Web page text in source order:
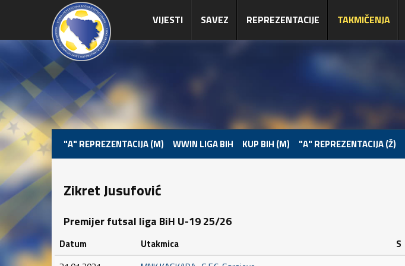
VIJESTI SAVEZ REPREZENTACIJE TAKMIČENJA
"A" REPREZENTACIJA (M) WWIN LIGA BIH KUP BIH (M) "A" REPREZENTACIJA (Ž)
Zikret Jusufović
Premijer futsal liga BiH U-19 25/26
Datum Utakmica S